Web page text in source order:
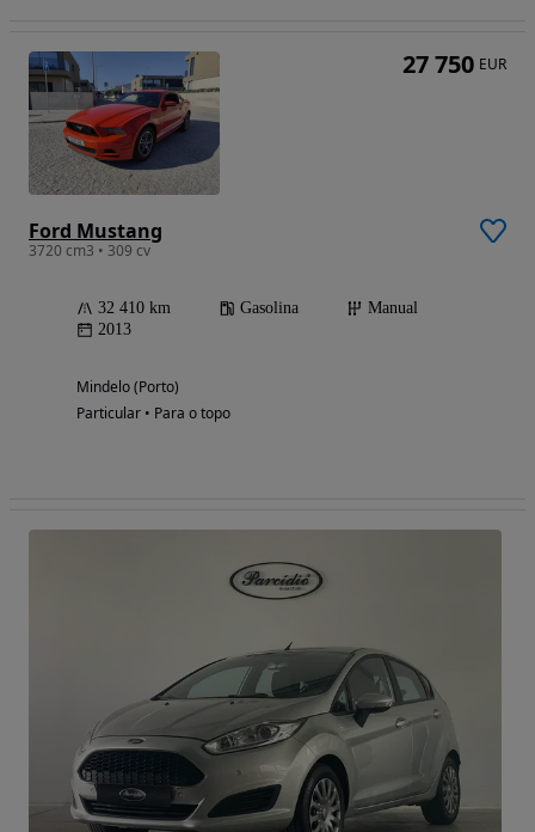
Ford Mustang
3720 cm3 • 309 cv
32 410 km Gasolina
Manual
2013
Mindelo (Porto)
Particular • Para o topo
27 750 EUR